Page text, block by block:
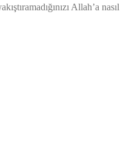
Allah’a nasıl